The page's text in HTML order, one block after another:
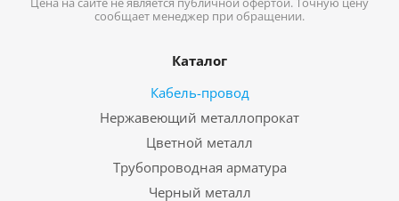
Цена на сайте не является публичной офертой. Точную цену
сообщает менеджер при обращении.
Каталог
Кабель-провод
Нержавеющий металлопрокат
Цветной металл
Трубопроводная арматура
Черный металл